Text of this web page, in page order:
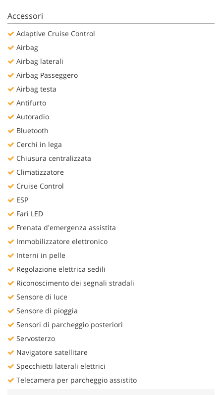
Accessori
Adaptive Cruise Control
Airbag
Airbag laterali
Airbag Passeggero
Airbag testa
Antifurto
Autoradio
Bluetooth
Cerchi in lega
Chiusura centralizzata
Climatizzatore
Cruise Control
ESP
Fari LED
Frenata d'emergenza assistita
Immobilizzatore elettronico
Interni in pelle
Regolazione elettrica sedili
Riconoscimento dei segnali stradali
Sensore di luce
Sensore di pioggia
Sensori di parcheggio posteriori
Servosterzo
Navigatore satellitare
Specchietti laterali elettrici
Telecamera per parcheggio assistito